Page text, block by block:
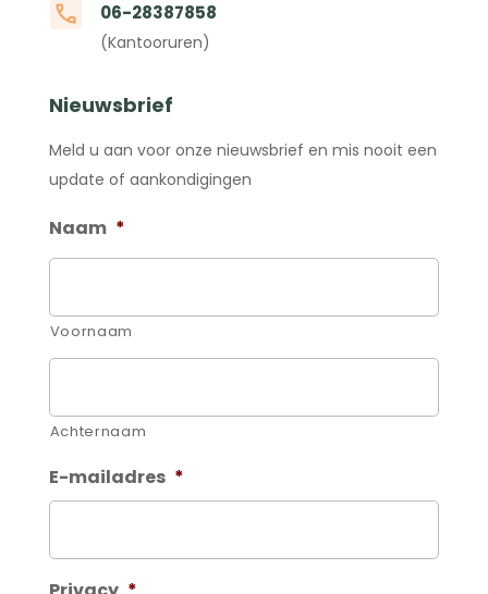
06-28387858
(Kantooruren)
Nieuwsbrief
Meld u aan voor onze nieuwsbrief en mis nooit een
update of aankondigingen
Naam *
Voornaam
Achternaam
E-mailadres *